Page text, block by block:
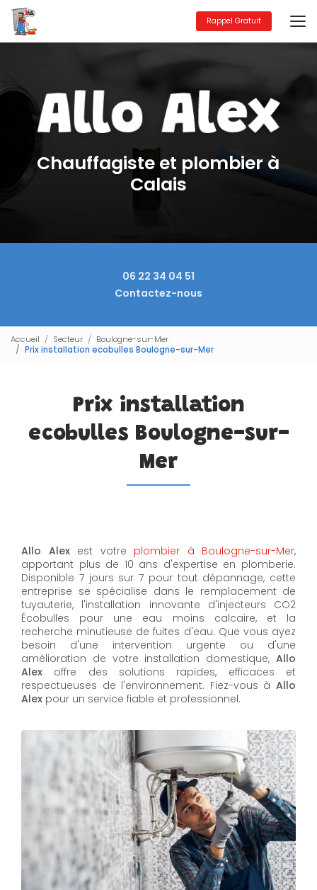
Aller
au
contenu
principal
Rappel Gratuit
Chauffagiste et plombier à
Calais
06 22 34 04 51
Contactez-nous
Accueil Secteur
Boulogne-sur-Mer
Prix installation ecobulles Boulogne-sur-Mer
Prix installation
ecobulles Boulogne-sur-
Mer
Allo Alexest votre plombier à Boulogne-sur-Mer,
apportant plus de 10 ans d'expertise en plomberie.
Disponible 7 jours sur 7 pour tout dépannage, cette
entreprise se spécialise dans le remplacement de
tuyauterie, l'installation innovante d'injecteurs CO2
Écobulles pour une eau moins calcaire, et la
recherche minutieuse de fuites d'eau. Que vous ayez
besoin d'une intervention urgente ou d'une
amélioration de votre installation domestique, Allo
Alex offre des solutions rapides, efficaces et
respectueuses de l'environnement. Fiez-vous à Allo
Alex pour un service fiable et professionnel.